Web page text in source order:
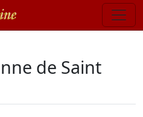
de Saint